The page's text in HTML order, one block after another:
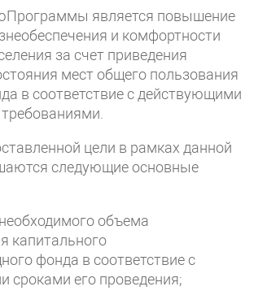
является повышение
и комфортности
за счет приведения
мест общего пользования
в соответствие с действующими
цели в рамках данной
следующие основные
объема
капитального
фонда в соответствие с
сроками его проведения;